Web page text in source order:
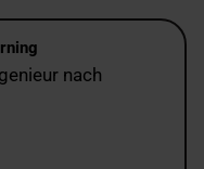
nach